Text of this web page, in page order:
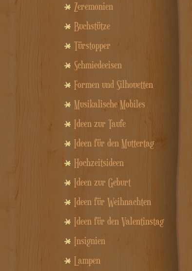
Zeremonien
Buchstütze
Türstopper
Schmiedeeisen
Formen und Silhouetten
Musikalische Mobiles
Ideen zur Taufe
Ideen für den Muttertag
Hochzeitsideen
Ideen zur Geburt
Ideen für Weihnachten
Ideen für den Valentinstag
Insignien
Lampen